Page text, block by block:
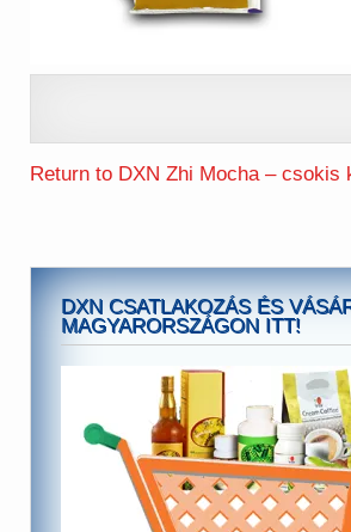
Return to DXN Zhi Mocha – csokis
DXN CSATLAKOZÁS ÉS
MAGYARORSZÁGON ITT!